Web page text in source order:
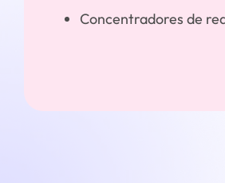
Concentradores de